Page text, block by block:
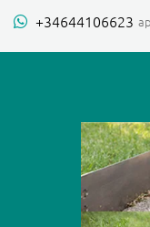
+34644106623